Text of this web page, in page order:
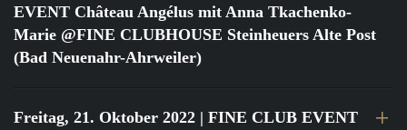
EVENT Château Angélus mit Anna Tkachenko-
Marie @FINE CLUBHOUSE Steinheuers Alte Post
(Bad Neuenahr-Ahrweiler)
Freitag, 21. Oktober 2022 | FINE CLUB EVENT